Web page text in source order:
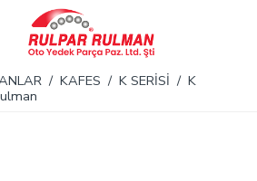
/ KAFES / K SERİSİ / K